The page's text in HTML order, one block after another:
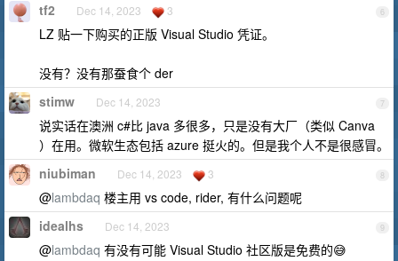
6
tf2 Dec 14, 2023 3
LZ 贴一下购买的正版 Visual Studio 凭证。
没有？没有那蚕食个 der
7
stimw Dec 14, 2023
说实话在澳洲 c#比 java 多很多，只是没有大厂（类似 Canva
）在用。微软生态包括 azure 挺火的。但是我个人不是很感冒。
8
niubiman Dec 14, 2023 3
@lambdaq 楼主用 vs code, rider, 有什么问题呢
9
idealhs Dec 14, 2023
@lambdaq 有没有可能 Visual Studio 社区版是免费的😅